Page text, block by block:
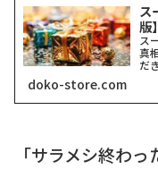
ス
版
ス
真
だ
い
doko-store.com
「サラメシ終わ